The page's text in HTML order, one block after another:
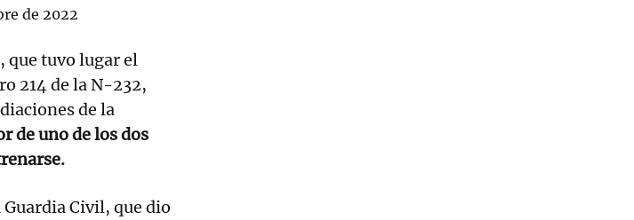
de 2022
que tuvo lugar el
214 de la N-232,
de la
de uno de los dos
Civil, que dio